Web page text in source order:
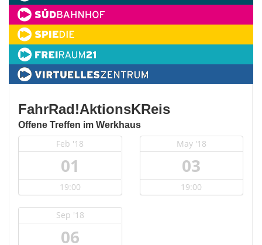
FahrRad!AktionsKReis
Offene Treffen im Werkhaus
Feb '18
01
19:00
May '18
03
19:00
Sep '18
06